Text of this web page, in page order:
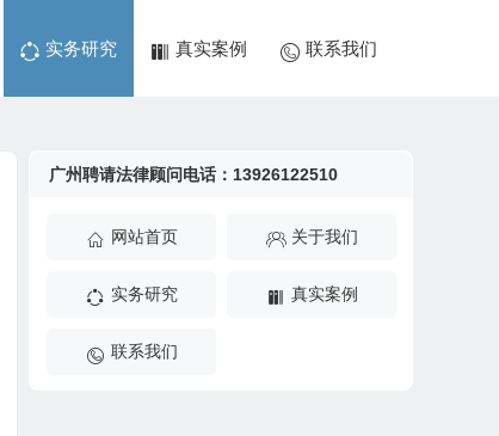
实务研究 真实案例 联系我们
广州聘请法律顾问电话：13926122510
网站首页 关于我们
实务研究 真实案例
联系我们